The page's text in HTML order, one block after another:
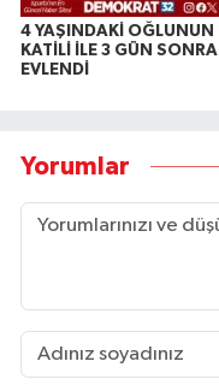
4 YAŞINDAKİ OĞLUNUN
KATİLİ İLE 3 GÜN SONRA
EVLENDİ
Yorumlar